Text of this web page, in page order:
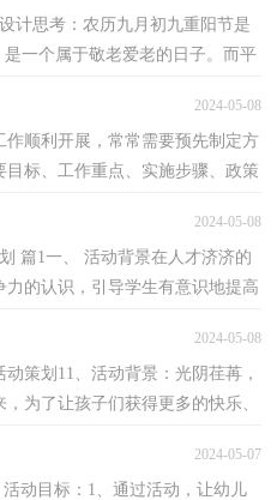
计思考：农历九月初九重阳节是
一个属于敬老爱老的日子。而平
2024-05-08
作顺利开展，常常需要预先制定方
标、工作重点、实施步骤、政策
2024-05-08
篇1一、 活动背景在人才济济的
的认识，引导学生有意识地提高
2024-05-08
策划11、活动背景：光阴荏苒，
为了让孩子们获得更多的快乐、
2024-05-07
动目标：1、通过活动，让幼儿